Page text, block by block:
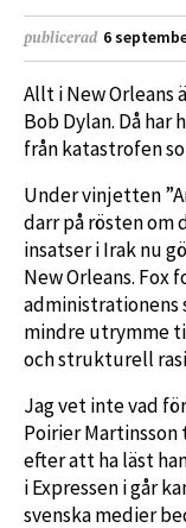
publicerad 6
Allt i New Orleans
Bob Dylan. Då
från katastrofen
Under vinjetten
darr på rösten om
insatser i Irak nu
New Orleans. Fox
administrationens
mindre utrymme
och strukturell
Jag vet inte vad
Poirier
efter att ha läst
i Expressen i går
svenska medier